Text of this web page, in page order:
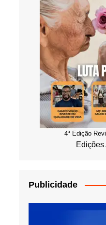
4ª Edição
Edições
Publicidade